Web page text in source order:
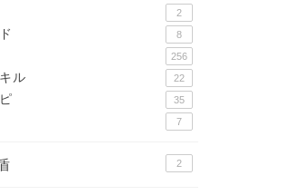
2
8
256
ル 22
35
7
2